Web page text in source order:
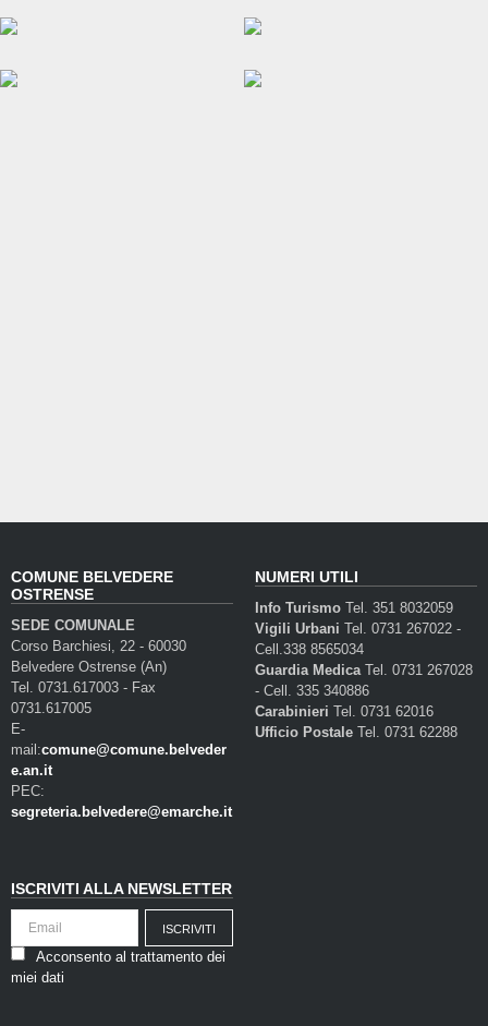
COMUNE BELVEDERE
OSTRENSE
SEDE COMUNALE
Corso Barchiesi, 22 - 60030
Belvedere Ostrense (An)
Tel. 0731.617003 - Fax
0731.617005
E-
mail:comune@comune.belveder
e.an.it
PEC:
segreteria.belvedere@emarche.it
NUMERI UTILI
Info Turismo Tel. 351 8032059
Vigili Urbani Tel. 0731 267022 -
Cell.338 8565034
Guardia MedicaTel. 0731 267028
- Cell. 335 340886
Carabinieri Tel. 0731 62016
Ufficio Postale Tel. 0731 62288
ISCRIVITI ALLA NEWSLETTER
Acconsento al trattamento dei
miei dati